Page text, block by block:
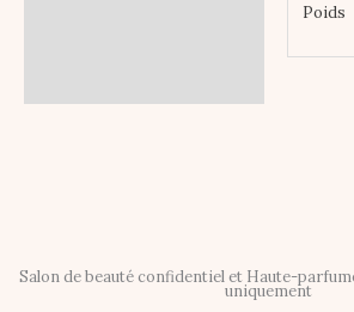
Poids
Salon de beauté confidentiel et Haute-
uniquement